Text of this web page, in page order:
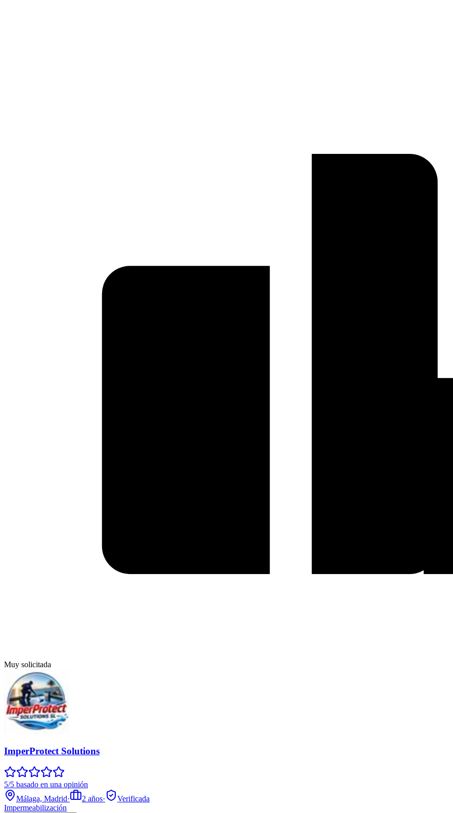
Muy solicitada
ImperProtect Solutions
5/5 basado en una opinión
Málaga, Madrid· 2 años·
Verificada
Impermeabilización